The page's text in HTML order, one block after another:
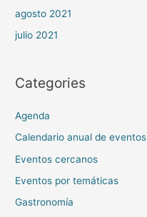
agosto 2021
julio 2021
Categories
Agenda
Calendario anual de eventos
Eventos cercanos
Eventos por temáticas
Gastronomía